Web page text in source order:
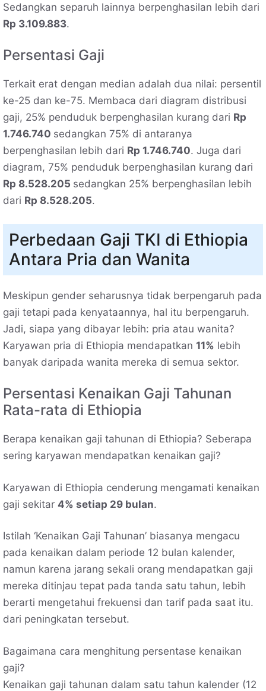
Sedangkan separuh lainnya berpenghasilan lebih dari
Rp 3.109.883.
Persentasi Gaji
Terkait erat dengan median adalah dua nilai: persentil
ke-25 dan ke-75. Membaca dari diagram distribusi
gaji, 25% penduduk berpenghasilan kurang dari Rp
1.746.740 sedangkan 75% di antaranya
berpenghasilan lebih dari Rp 1.746.740. Juga dari
diagram, 75% penduduk berpenghasilan kurang dari
Rp 8.528.205 sedangkan 25% berpenghasilan lebih
dari Rp 8.528.205.
Perbedaan Gaji TKI di Ethiopia
Antara Pria dan Wanita
Meskipun gender seharusnya tidak berpengaruh pada
gaji tetapi pada kenyataannya, hal itu berpengaruh.
Jadi, siapa yang dibayar lebih: pria atau wanita?
Karyawan pria di Ethiopia mendapatkan 11% lebih
banyak daripada wanita mereka di semua sektor.
Persentasi Kenaikan Gaji Tahunan
Rata-rata di Ethiopia
Berapa kenaikan gaji tahunan di Ethiopia? Seberapa
sering karyawan mendapatkan kenaikan gaji?
Karyawan di Ethiopia cenderung mengamati kenaikan
gaji sekitar 4% setiap 29 bulan.
Istilah ‘Kenaikan Gaji Tahunan’ biasanya mengacu
pada kenaikan dalam periode 12 bulan kalender,
namun karena jarang sekali orang mendapatkan gaji
mereka ditinjau tepat pada tanda satu tahun, lebih
berarti mengetahui frekuensi dan tarif pada saat itu.
dari peningkatan tersebut.
Bagaimana cara menghitung persentase kenaikan
gaji?
Kenaikan gaji tahunan dalam satu tahun kalender (12